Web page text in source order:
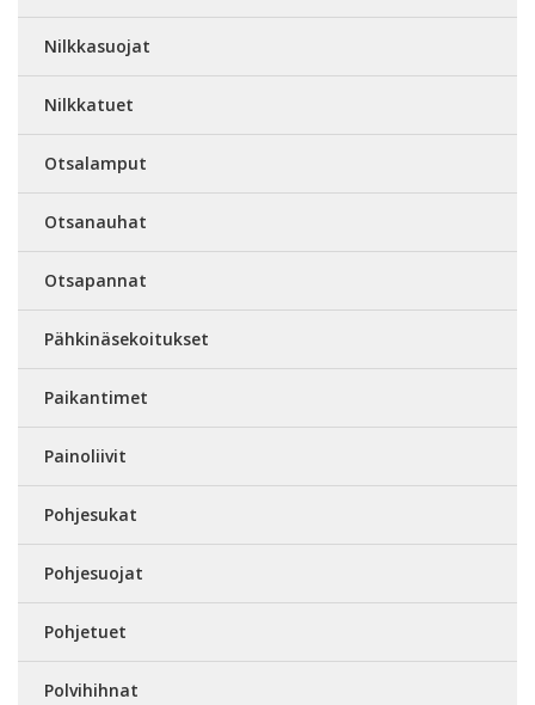
Nilkkasuojat
Nilkkatuet
Otsalamput
Otsanauhat
Otsapannat
Pähkinäsekoitukset
Paikantimet
Painoliivit
Pohjesukat
Pohjesuojat
Pohjetuet
Polvihihnat